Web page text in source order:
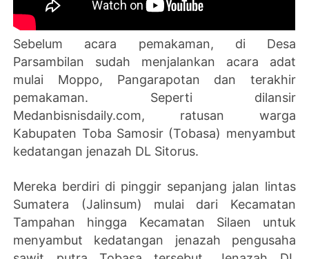
Sebelum acara pemakaman, di Desa
Parsambilan sudah menjalankan acara adat
mulai Moppo, Pangarapotan dan terakhir
pemakaman. Seperti dilansir
Medanbisnisdaily.com, ratusan warga
Kabupaten Toba Samosir (Tobasa) menyambut
kedatangan jenazah DL Sitorus.
Mereka berdiri di pinggir sepanjang jalan lintas
Sumatera (Jalinsum) mulai dari Kecamatan
Tampahan hingga Kecamatan Silaen untuk
menyambut kedatangan jenazah pengusaha